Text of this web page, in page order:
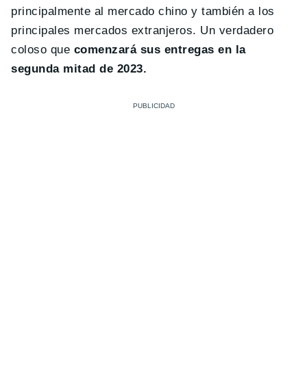
principalmente al mercado chino y también a los
principales mercados extranjeros. Un verdadero
coloso que comenzará sus entregas en la
segunda mitad de 2023.